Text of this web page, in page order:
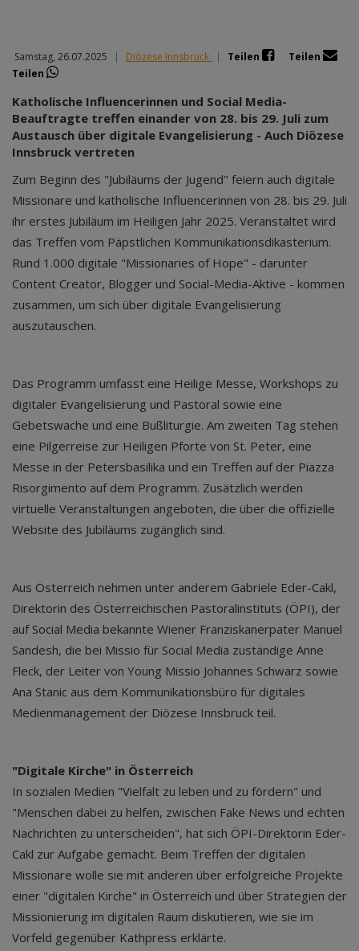
Samstag, 26.07.2025 | Diözese Innsbruck | Teilen
Teilen
Teilen
Katholische Influencerinnen und Social Media-
Beauftragte treffen einander von 28. bis 29. Juli zum
Austausch über digitale Evangelisierung - Auch Diözese
Innsbruck vertreten
Zum Beginn des "Jubiläums der Jugend" feiern auch digitale
Missionare und katholische Influencerinnen von 28. bis 29. Juli
ihr erstes Jubiläum im Heiligen Jahr 2025. Veranstaltet wird
das Treffen vom Päpstlichen Kommunikationsdikasterium.
Rund 1.000 digitale "Missionaries of Hope" - darunter
Content Creator, Blogger und Social-Media-Aktive - kommen
zusammen, um sich über digitale Evangelisierung
auszutauschen.
Das Programm umfasst eine Heilige Messe, Workshops zu
digitaler Evangelisierung und Pastoral sowie eine
Gebetswache und eine Bußliturgie. Am zweiten Tag stehen
eine Pilgerreise zur Heiligen Pforte von St. Peter, eine
Messe in der Petersbasilika und ein Treffen auf der Piazza
Risorgimento auf dem Programm. Zusätzlich werden
virtuelle Veranstaltungen angeboten, die über die offizielle
Website des Jubiläums zugänglich sind.
Aus Österreich nehmen unter anderem Gabriele Eder-Cakl,
Direktorin des Österreichischen Pastoralinstituts (ÖPI), der
auf Social Media bekannte Wiener Franziskanerpater Manuel
Sandesh, die bei Missio für Social Media zuständige Anne
Fleck, der Leiter von Young Missio Johannes Schwarz sowie
Ana Stanic aus dem Kommunikationsbüro für digitales
Medienmanagement der Diözese Innsbruck teil.
"Digitale Kirche" in Österreich
In sozialen Medien "Vielfalt zu leben und zu fördern" und
"Menschen dabei zu helfen, zwischen Fake News und echten
Nachrichten zu unterscheiden", hat sich ÖPI-Direktorin Eder-
Cakl zur Aufgabe gemacht. Beim Treffen der digitalen
Missionare wolle sie mit anderen über erfolgreiche Projekte
einer "digitalen Kirche" in Österreich und über Strategien der
Missionierung im digitalen Raum diskutieren, wie sie im
Vorfeld gegenüber Kathpress erklärte.